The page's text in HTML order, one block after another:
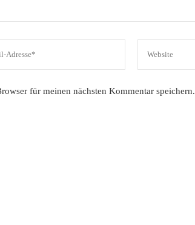
für meinen nächsten Kommentar speichern.